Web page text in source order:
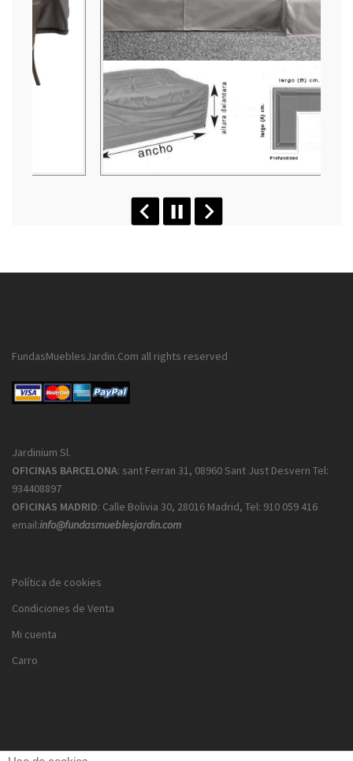
FundasMueblesJardin.Com all rights reserved
Jardinium Sl.
OFICINAS BARCELONA: sant Ferran 31, 08960 Sant Just Desvern Tel:
934408897
OFICINAS MADRID: Calle Bolivia 30, 28016 Madrid, Tel: 910 059 416
email:info@fundasmueblesjardin.com
Política de cookies
Condiciones de Venta
Mi cuenta
Carro